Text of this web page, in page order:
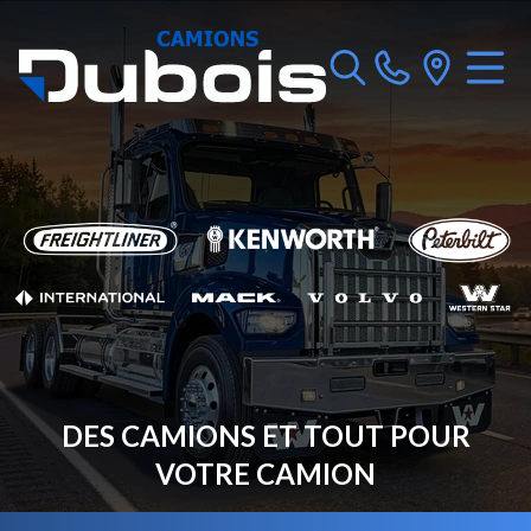
DES CAMIONS ET TOUT POUR
VOTRE CAMION